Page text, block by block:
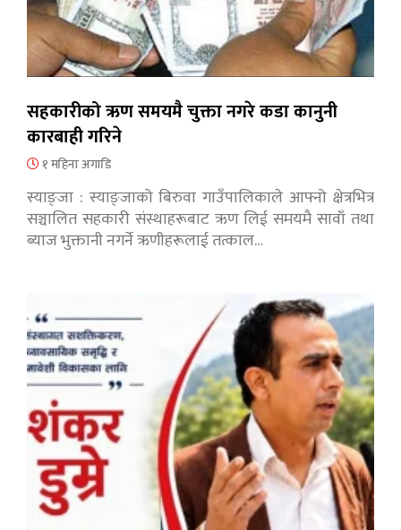
सहकारीको ऋण समयमै चुक्ता नगरे कडा कानुनी
कारबाही गरिने
१ महिना अगाडि
स्याङ्जा : स्याङ्जाको बिरुवा गाउँपालिकाले आफ्नो क्षेत्रभित्र
सञ्चालित सहकारी संस्थाहरूबाट ऋण लिई समयमै सावाँ तथा
ब्याज भुक्तानी नगर्ने ऋणीहरूलाई तत्काल…